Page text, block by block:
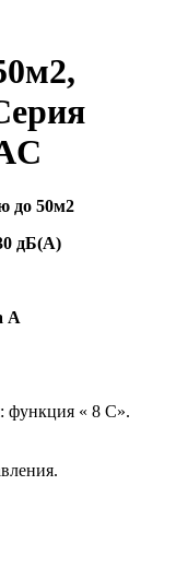
до 50м2
дБ(А)
А
функция « 8 С».